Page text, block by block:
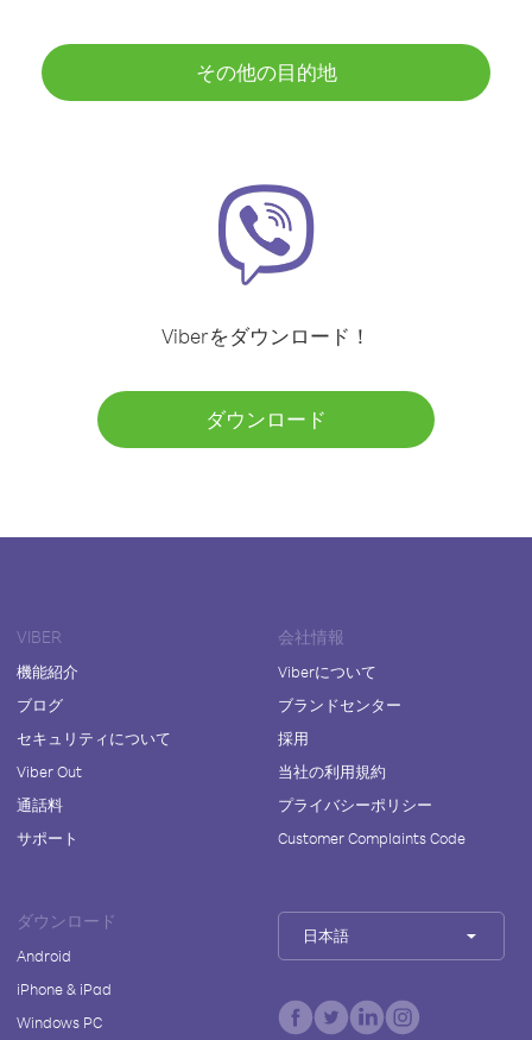
その他の目的地
Viberをダウンロード！
ダウンロード
VIBER
機能紹介
ブログ
セキュリティについて
Viber Out
通話料
サポート
会社情報
Viberについて
ブランドセンター
採用
当社の利用規約
プライバシーポリシー
Customer Complaints Code
ダウンロード
Android
iPhone & iPad
Windows PC
日本語